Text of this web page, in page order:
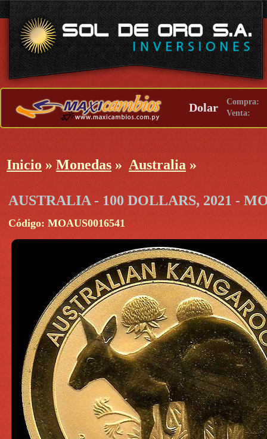
Dolar
Compra:
Venta:
Inicio » Monedas » Australia »
AUSTRALIA - 100 DOLLARS, 2021 -
Código: MOAUS0016541